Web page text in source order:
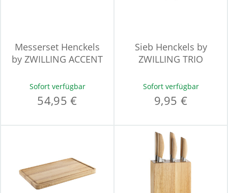
Messerset Henckels
by ZWILLING ACCENT
Sofort verfügbar
54,95 €
Sieb Henckels by
ZWILLING TRIO
Sofort verfügbar
9,95 €